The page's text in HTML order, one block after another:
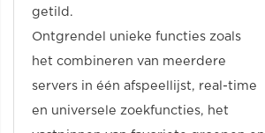
getild.
Ontgrendel unieke functies zoals
het combineren van meerdere
servers in één afspeellijst, real-time
en universele zoekfuncties, het